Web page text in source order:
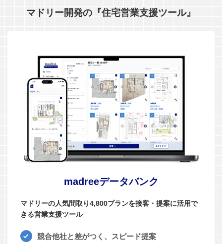
マドリー開発の『住宅営業支援ツール』
madreeデータバンク
マドリーの人気間取り4,800プランを接客・提案に活用で
きる営業支援ツール
競合他社と差がつく、スピード提案